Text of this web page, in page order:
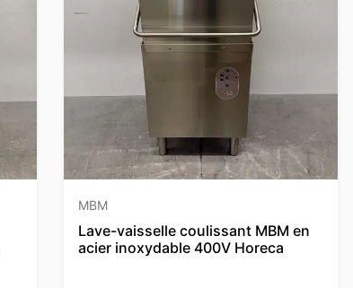
MBM
Lave-vaisselle coulissant MBM en
acier inoxydable 400V Horeca